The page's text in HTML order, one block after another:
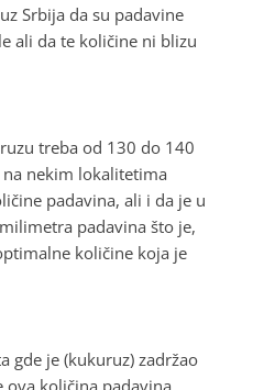
Srbija da su padavine
ali da te količine ni blizu
treba od 130 do 140
nekim lokalitetima
padavina, ali i da je u
padavina što je,
količine koja je
gde je (kukuruz) zadržao
ova količina padavina